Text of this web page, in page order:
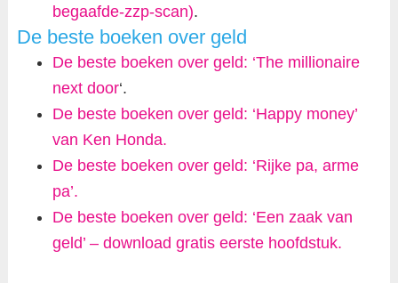
begaafde-zzp-scan).
De beste boeken over geld
De beste boeken over geld: ‘The millionaire
next door‘.
De beste boeken over geld: ‘Happy money’
van Ken Honda.
De beste boeken over geld: ‘Rijke pa, arme
pa’.
De beste boeken over geld: ‘Een zaak van
geld’ – download gratis eerste hoofdstuk.